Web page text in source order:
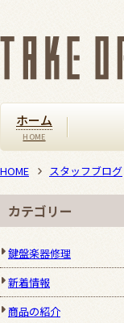
ホーム
HOME スタッフブログ
カテゴリー
鍵盤楽器修理
新着情報
商品の紹介